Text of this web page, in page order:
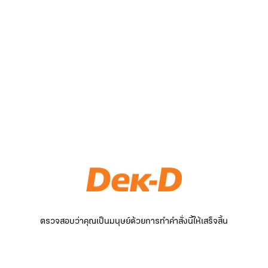
ตรวจสอบว่าคุณเป็นมนุษย์ด้วยการทำคำสั่งนี้ให้เสร็จสิ้น